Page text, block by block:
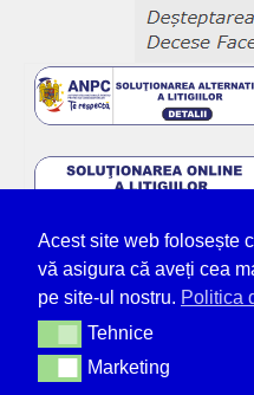
Acest site web folosește
vă asigura că aveți cea
pe site-ul nostru. Politica
TehniceTehnice
MarketingMarketing